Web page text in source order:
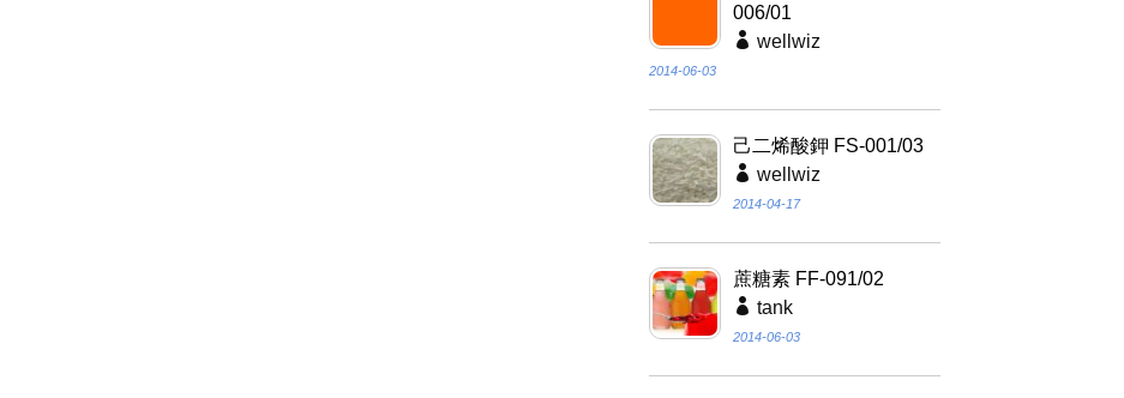
006/01
wellwiz
2014-06-03
己二烯酸鉀 FS-001/03
wellwiz
2014-04-17
蔗糖素 FF-091/02
tank
2014-06-03